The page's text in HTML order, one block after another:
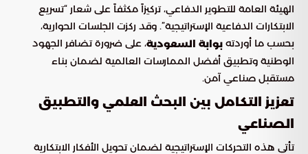
الهيئة العامة للتطوير الدفاعي، تركيزاً مكثفاً على شعار “تسريع
الابتكارات الدفاعية الإستراتيجية”. وقد ركزت الجلسات الحوارية،
بحسب ما أوردته بوابة السعودية، على ضرورة تضافر الجهود
الوطنية وتطبيق أفضل الممارسات العالمية لضمان بناء
مستقبل صناعي آمن.
تعزيز التكامل بين البحث العلمي والتطبيق
الصناعي
تأتي هذه التحركات الإستراتيجية لضمان تحويل الأفكار الابتكارية